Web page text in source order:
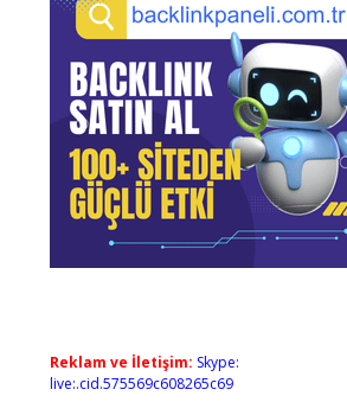
Reklam ve İletişim: Skype:
live:.cid.575569c608265c69